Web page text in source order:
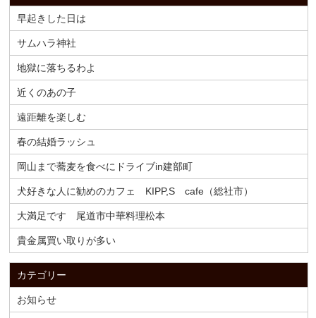
早起きした日は
サムハラ神社
地獄に落ちるわよ
近くのあの子
遠距離を楽しむ
春の結婚ラッシュ
岡山まで蕎麦を食べにドライブin建部町
犬好きな人に勧めのカフェ KIPP,S cafe（総社市）
大満足です 尾道市中華料理松本
貴金属買い取りが多い
カテゴリー
お知らせ